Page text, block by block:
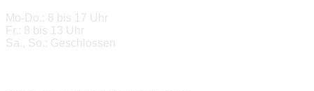
Mo-Do.: 8 bis 17 Uhr
Fr.: 8 bis 13 Uhr
Sa., So.: Geschlossen